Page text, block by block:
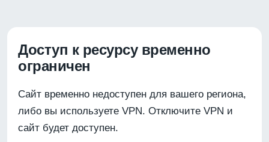
Доступ к ресурсу временно
ограничен
Сайт временно недоступен для вашего региона,
либо вы используете VPN. Отключите VPN и
сайт будет доступен.